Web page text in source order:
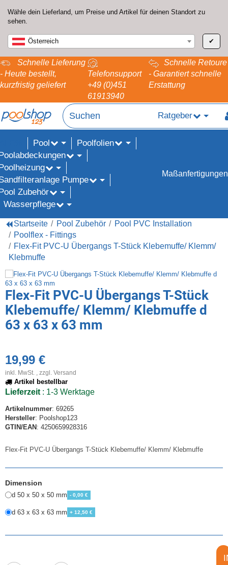
Wähle dein Lieferland, um Preise und Artikel für deinen Standort zu
sehen.
Österreich ✔
Schnelle Lieferung
- Heute bestellt,
kurzfristig geliefert
Telefonsupport
+49 (0)451
61913940
Schnelle Retoure
- Garantiert schnelle
Erstattung
Ratgeber
Pool
Poolfolien
Pumpe
Zubehör
Wasserpflege
Maßanfertigungen
Startseite Pool Zubehör
Pool PVC Installation
Poolflex - Fittings
Flex-Fit PVC-U Übergangs T-Stück Klebemuffe/ Klemm/
Klebmuffe
Flex-Fit PVC-U Übergangs T-Stück
Klebemuffe/ Klemm/ Klebmuffe d
63 x 63 x 63 mm
19,99 €
inkl. MwSt. , zzgl. Versand
Artikel bestellbar
Lieferzeit : 1-3 Werktage
Artikelnummer: 69265
Hersteller: Poolshop123
GTIN/EAN : 4250659928316
Flex-Fit PVC-U Übergangs T-Stück Klebemuffe/ Klemm/ Klebmuffe
Dimension
d 50 x 50 x 50 mm - 0,00 €
d 63 x 63 x 63 mm + 12,50 €